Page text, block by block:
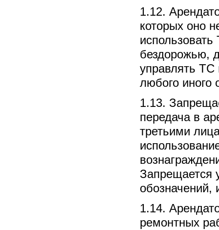
1.12.
которых оно
бездорожью,
управлять ТС
любого иного
1.13.
передача в
третьими
Запрещается
1.14.
ремонтных